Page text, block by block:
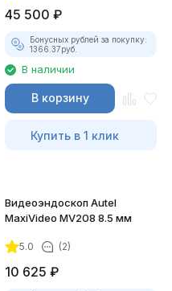
45 500 ₽
Бонусных рублей за покупку:
1366.37руб.
В наличии
В корзину
Купить в 1 клик
Видеоэндоскоп Autel
MaxiVideo MV208 8.5 мм
5.0 (2)
10 625 ₽